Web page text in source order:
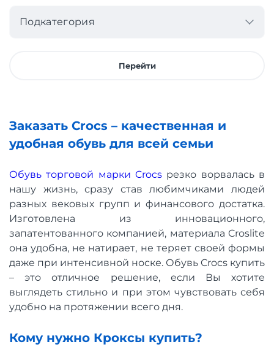
Подкатегория
Перейти
Заказать Crocs – качественная и
удобная обувь для всей семьи
Обувь торговой марки Crocs резко ворвалась в
нашу жизнь, сразу став любимчиками людей
разных вековых групп и финансового достатка.
Изготовлена из инновационного,
запатентованного компанией, материала Croslite
она удобна, не натирает, не теряет своей формы
даже при интенсивной носке. Обувь Crocs купить
– это отличное решение, если Вы хотите
выглядеть стильно и при этом чувствовать себя
удобно на протяжении всего дня.
Кому нужно Кроксы купить?